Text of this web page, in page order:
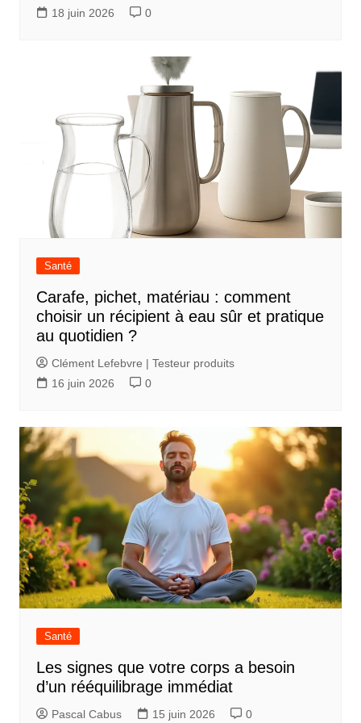
18 juin 2026 0
Santé
Carafe, pichet, matériau : comment
choisir un récipient à eau sûr et pratique
au quotidien ?
Clément Lefebvre | Testeur produits
16 juin 2026
0
Santé
Les signes que votre corps a besoin
d’un rééquilibrage immédiat
Pascal Cabus 15 juin 2026 0